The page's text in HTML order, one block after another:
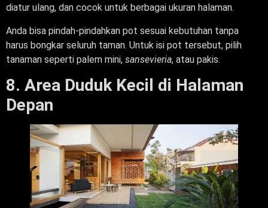
diatur ulang, dan cocok untuk berbagai ukuran halaman.
Anda bisa pindah-pindahkan pot sesuai kebutuhan tanpa
harus bongkar seluruh taman. Untuk isi pot tersebut, pilih
tanaman seperti palem mini, sansevieria, atau pakis.
8. Area Duduk Kecil di Halaman
Depan